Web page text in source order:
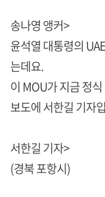
송나영 앵커>
윤석열 대통령의
는데요.
이 MOU가 지금 정
보도에 서한길 기자
서한길 기자>
(경북 포항시)